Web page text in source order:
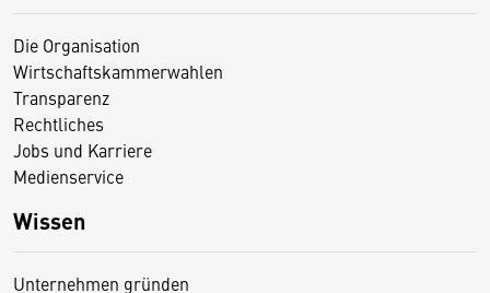
Die Organisation
Wirtschaftskammerwahlen
Transparenz
Rechtliches
Jobs und Karriere
Medienservice
Wissen
Unternehmen gründen